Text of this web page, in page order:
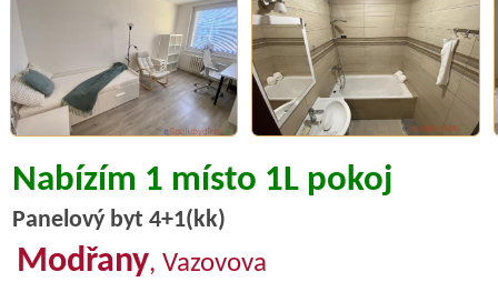
Nabízím 1 místo 1L pokoj
Panelový byt 4+1(kk)
Modřany, Vazovova